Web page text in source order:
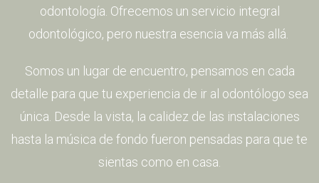
odontología. Ofrecemos un servicio integral
odontológico, pero nuestra esencia va más allá.
Somos un lugar de encuentro, pensamos en cada
detalle para que tu experiencia de ir al odontólogo sea
única. Desde la vista, la calidez de las instalaciones
hasta la música de fondo fueron pensadas para que te
sientas como en casa.​